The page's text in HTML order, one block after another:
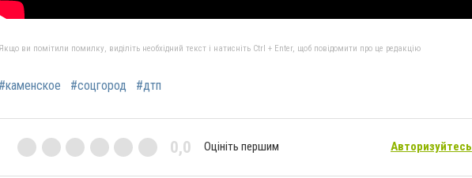
Якщо ви помітили помилку, виділіть необхідний текст і натисніть Ctrl + Enter, щоб повідомити про це редакцію
#каменское #соцгород #дтп
0,0 Оцініть першим Авторизуйтесь